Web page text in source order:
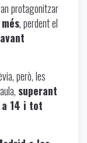
protagonitzar
, perdent el
però, les
superant
14 i tot